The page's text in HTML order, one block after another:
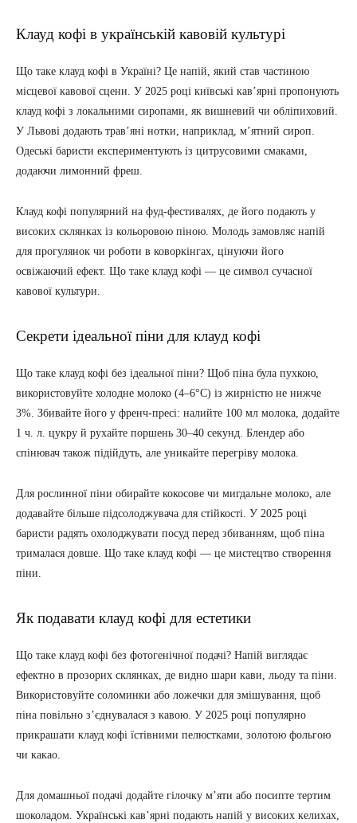
Клауд кофі в українській кавовій культурі
Що таке клауд кофі в Україні? Це напій, який став частиною
місцевої кавової сцени. У 2025 році київські кав’ярні пропонують
клауд кофі з локальними сиропами, як вишневий чи обліпиховий.
У Львові додають трав’яні нотки, наприклад, м’ятний сироп.
Одеські баристи експериментують із цитрусовими смаками,
додаючи лимонний фреш.
Клауд кофі популярний на фуд-фестивалях, де його подають у
високих склянках із кольоровою піною. Молодь замовляє напій
для прогулянок чи роботи в коворкінгах, цінуючи його
освіжаючий ефект. Що таке клауд кофі — це символ сучасної
кавової культури.
Секрети ідеальної піни для клауд кофі
Що таке клауд кофі без ідеальної піни? Щоб піна була пухкою,
використовуйте холодне молоко (4–6°C) із жирністю не нижче
3%. Збивайте його у френч-пресі: налийте 100 мл молока, додайте
1 ч. л. цукру й рухайте поршень 30–40 секунд. Блендер або
спінювач також підійдуть, але уникайте перегріву молока.
Для рослинної піни обирайте кокосове чи мигдальне молоко, але
додавайте більше підсолоджувача для стійкості. У 2025 році
баристи радять охолоджувати посуд перед збиванням, щоб піна
трималася довше. Що таке клауд кофі — це мистецтво створення
піни.
Як подавати клауд кофі для естетики
Що таке клауд кофі без фотогенічної подачі? Напій виглядає
ефектно в прозорих склянках, де видно шари кави, льоду та піни.
Використовуйте соломинки або ложечки для змішування, щоб
піна повільно з’єднувалася з кавою. У 2025 році популярно
прикрашати клауд кофі їстівними пелюстками, золотою фольгою
чи какао.
Для домашньої подачі додайте гілочку м’яти або посипте тертим
шоколадом. Українські кав’ярні подають напій у високих келихах,